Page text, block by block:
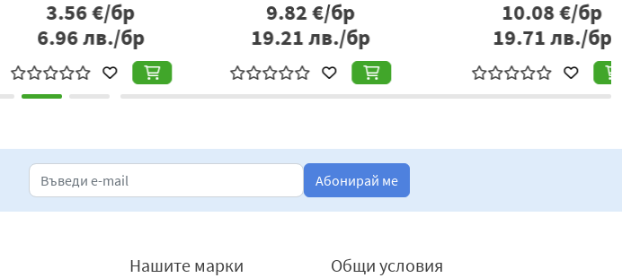
€/бр
лв./бр
€/бр
21.51лв./бр
€/бр
15.76лв./бр
Абонирай ме
Нашите марки Общи условия